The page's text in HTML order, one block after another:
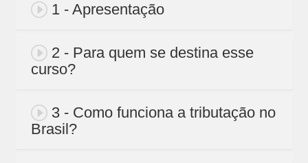
1 - Apresentação
2 - Para quem se destina esse
curso?
3 - Como funciona a tributação no
Brasil?